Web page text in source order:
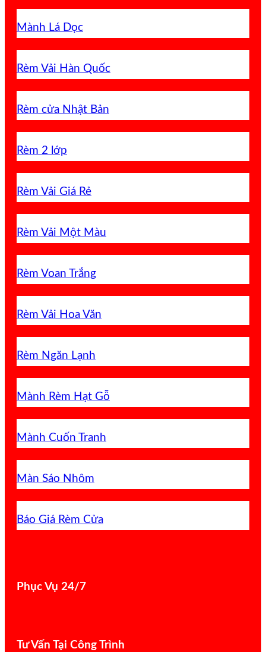
Mành Lá Dọc
Rèm Vải Hàn Quốc
Rèm cửa Nhật Bản
Rèm 2 lớp
Rèm Vải Giá Rẻ
Rèm Vải Một Màu
Rèm Voan Trắng
Rèm Vải Hoa Văn
Rèm Ngăn Lạnh
Mành Rèm Hạt Gỗ
Mành Cuốn Tranh
Màn Sáo Nhôm
Báo Giá Rèm Cửa
Phục Vụ 24/7
Tư Vấn Tại Công Trình